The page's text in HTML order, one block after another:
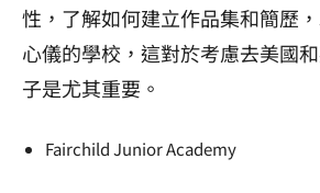
性，了解如何建立作品集和簡歷
心儀的學校，這對於考慮去美國
子是尤其重要。
Fairchild Junior Academy